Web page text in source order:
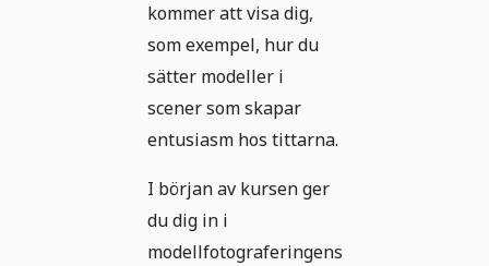
kommer att visa dig,
som exempel, hur du
sätter modeller i
scener som skapar
entusiasm hos tittarna.
I början av kursen ger
du dig in i
modellfotograferingens